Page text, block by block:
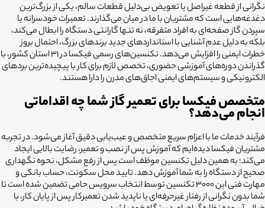
نگرانی از قطعه غیراصل یا تعویض بی‌دلیل قطعات سالم، یکی از بزرگ‌ترین
دغدغه‌هایی است که مشتریان با ما در میان می‌گذارند. تعمیرات خودسرانه یا
سپردن گاز صفحه‌ای به افراد متفرقه، نه تنها گارانتی دستگاه را ابطال می‌کند،
بلکه به دلیل عدم آشنایی با استانداردهای جدید برندهای بزرگ، احتمال بروز
خطرات ایمنی را افزایش می‌دهد. تکنسین‌های رسمی فیکسا در ۳۱ استان کشور، با
گذراندن دوره‌های آموزشی حضوری، تخصص لازم برای کار با پیچیده‌ترین بردهای
الکترونیکی و سیستم‌های ایمنی اجاق‌های مدرن را دارا هستند.
متخصص فیکسا برای تعمیر گاز شما چه اقداماتی
انجام می‌دهد؟
فرآیند خدمات ما با اعزام سریع متخصص و عیب‌یابی دقیق آغاز می‌شود. در تجربه
مشتریان فیکسا دیده‌ایم که آموزش پس از نصب و تعمیر، رضایت بالایی ایجاد
می‌کند؛ به همین دلیل تکنسین موظف است پس از رفع مشکل، نحوه نگهداری
صحیح از دستگاه را به شما آموزش دهد. تایید محل سکونت، حساب بانکی و
مهارت فنی این ۳۰۰۰ تکنسین توسط انتخاب سرویس حامی تضمین شده است تا
شما بدون نگرانی از رفتار غیرحرفه‌ای یا ناپدید شدن تعمیرکار پس از پایان کار، با